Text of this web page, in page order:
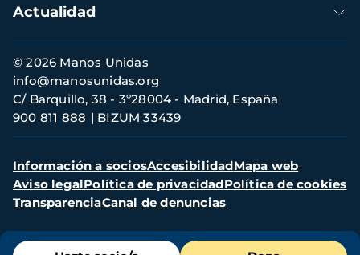
Menú
Actualidad
Información
de
contacto
© 2026 Manos Unidas
C/ Barquillo, 38 - 3º28004 - Madrid, España
900 811 888
BIZUM 33439
info@manosunidas.org
Menú
secundario
Información a sociosAccesibilidadMapa web
Aviso legalPolítica de privacidadPolítica de cookies
TransparenciaCanal de denuncias